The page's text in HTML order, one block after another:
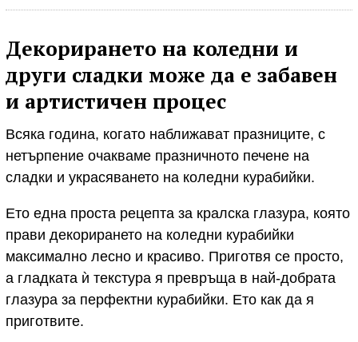
Декорирането на коледни и
други сладки може да е забавен
и артистичен процес
Всяка година, когато наближават празниците, с
нетърпение очакваме празничното печене на
сладки и украсяването на коледни курабийки.
Ето една проста рецепта за кралска глазура, която
прави декорирането на коледни курабийки
максимално лесно и красиво. Приготвя се просто,
а гладката ѝ текстура я превръща в най-добрата
глазура за перфектни курабийки. Ето как да я
приготвите.